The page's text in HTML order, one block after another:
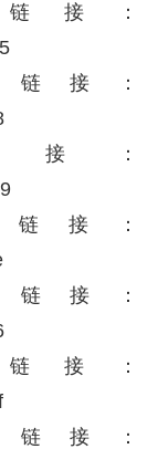
接：
接：
：
接：
接：
接：
接：